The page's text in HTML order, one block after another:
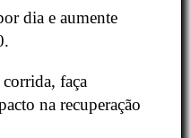
dia e aumente
faça
na recuperação